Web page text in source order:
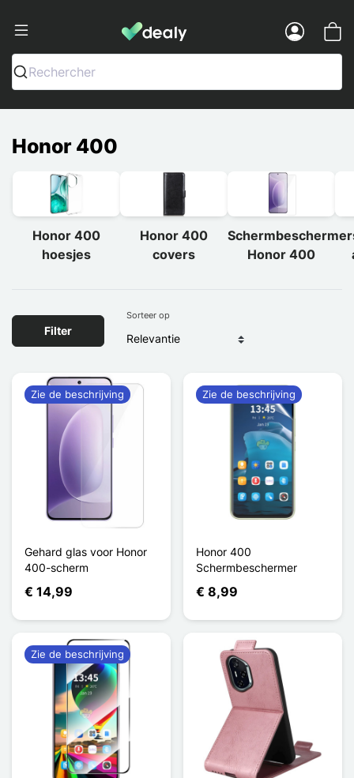
Dealy - Telefoonhoesjes en
Rechercher
Honor 400
Honor 400
hoesjes
Honor 400
covers
Honor 400
Filter
Sorteer op
Gehard glas voor Honor
400-scherm
€ 14,99
Zie de beschrijving
Honor 400
Schermbeschermer
€ 8,99
Zie de beschrijving
Zie de beschrijving